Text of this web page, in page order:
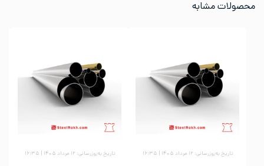
محصولات مشابه
تاریخ به‌روزرسانی: ۱۲ مرداد ۱۴۰۵ | ۱۶:۳۵ تاریخ به‌روزرسانی: ۱۲ مرداد ۱۴۰۵ | ۱۶:۳۵